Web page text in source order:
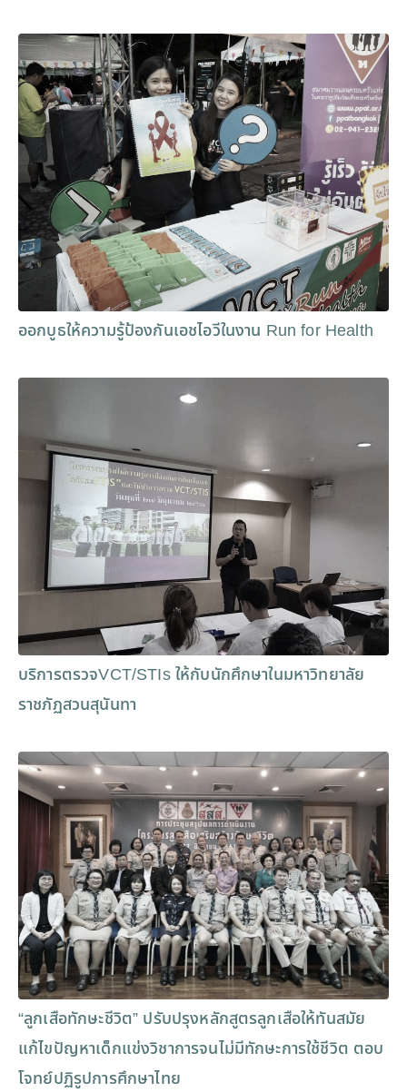
ออกบูธให้ความรู้ป้องกันเอชไอวีในงาน Run for Health
บริการตรวจVCT/STIs ให้กับนักศึกษาในมหาวิทยาลัย
ราชภัฏสวนสุนันทา
“ลูกเสือทักษะชีวิต” ปรับปรุงหลักสูตรลูกเสือให้ทันสมัย
แก้ไขปัญหาเด็กแข่งวิชาการจนไม่มีทักษะการใช้ชีวิต ตอบ
โจทย์ปฏิรูปการศึกษาไทย